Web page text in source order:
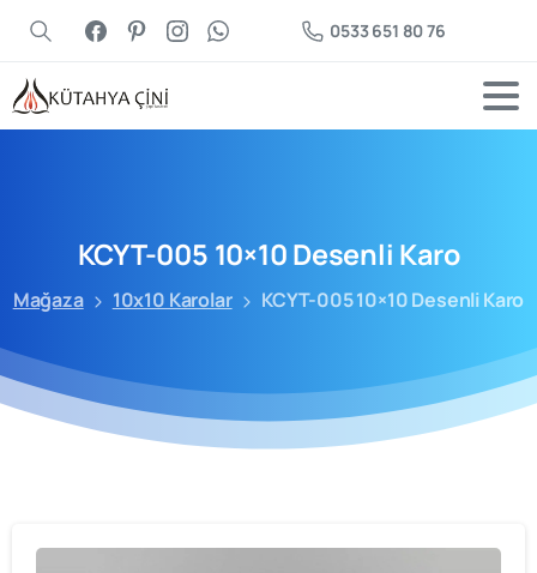
0533 651 80 76
KCYT-005 10×10Desenli Karo
Mağaza 10x10 Karolar KCYT-005 10×10 Desenli Karo